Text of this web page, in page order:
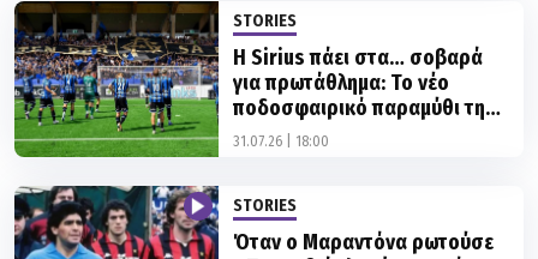
STORIES
Η Sirius πάει στα… σοβαρά
για πρωτάθλημα: Το νέο
ποδοσφαιρικό παραμύθι της
Σουηδίας!
31.07.26 | 18:00
STORIES
Όταν ο Μαραντόνα ρωτούσε